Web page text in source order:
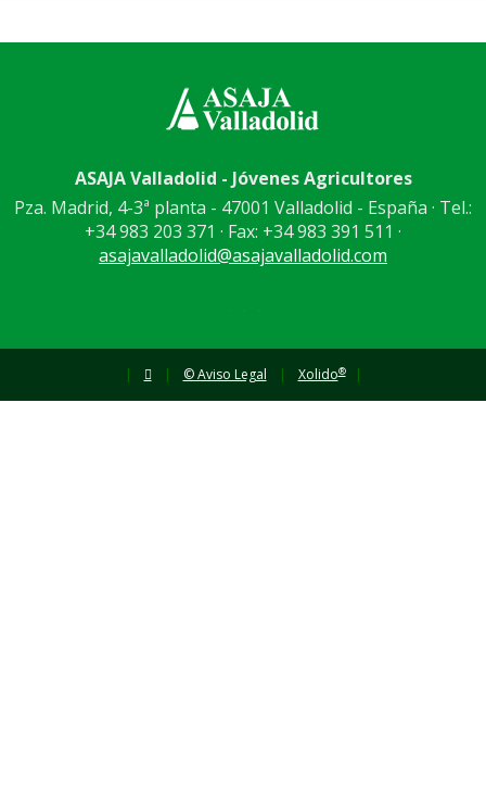
ASAJA Valladolid - Jóvenes Agricultores
Pza. Madrid, 4-3ª planta - 47001 Valladolid - España · Tel.:
+34 983 203 371 · Fax: +34 983 391 511 ·
asajavalladolid@asajavalladolid.com
| | © Aviso Legal | Xolido® |